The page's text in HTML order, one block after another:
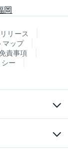
岡
リース
マップ
責事項
ー